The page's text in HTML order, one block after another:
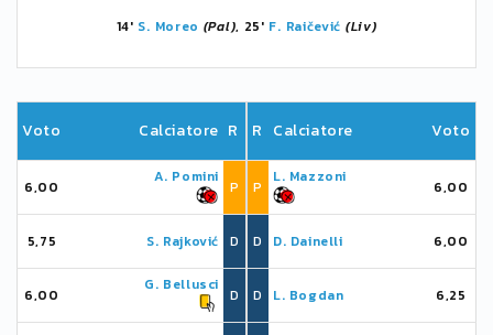
14' S. Moreo (Pal), 25' F. Raičević (Liv)
Voto Calciatore R
6,00
A. Pomini
P
5,75 S. Rajković D
6,00
G. Bellusci
D
R Calciatore Voto
P
L. Mazzoni
6,00
D D. Dainelli 6,00
D L. Bogdan 6,25